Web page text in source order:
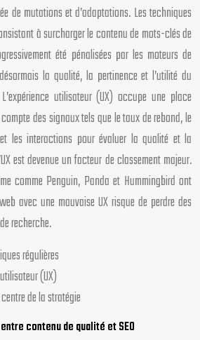
de mutations et d’adaptations. Les techniques
à surcharger le contenu de mots-clés de
été pénalisées par les moteurs de
la qualité, la pertinence et l’utilité du
utilisateur (UX) occupe une place
des signaux tels que le taux de rebond, le
les interactions pour évaluer la qualité et la
est devenue un facteur de classement majeur.
comme Penguin, Panda et Hummingbird ont
avec une mauvaise UX risque de perdre des
recherche.
régulières
(UX)
de la stratégie
contenu de qualité et SEO